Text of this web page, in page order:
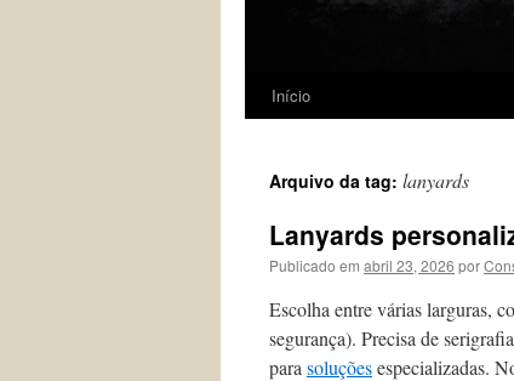
Início
Arquivo da tag: lanyards
Lanyards
Publicado em abril 23, 2026 por
Escolha entre várias larguras,
segurança). Precisa de
para soluçõesespecializadas.